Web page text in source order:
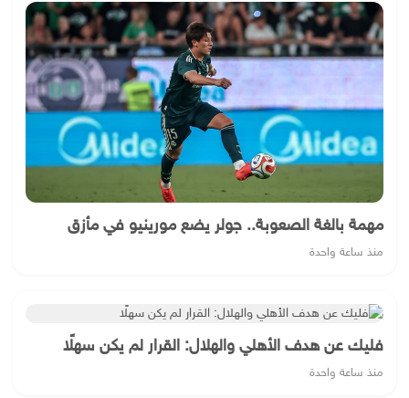
مهمة بالغة الصعوبة.. جولر يضع مورينيو في مأزق
منذ ساعة واحدة
فليك عن هدف الأهلي والهلال: القرار لم يكن سهلًا
منذ ساعة واحدة